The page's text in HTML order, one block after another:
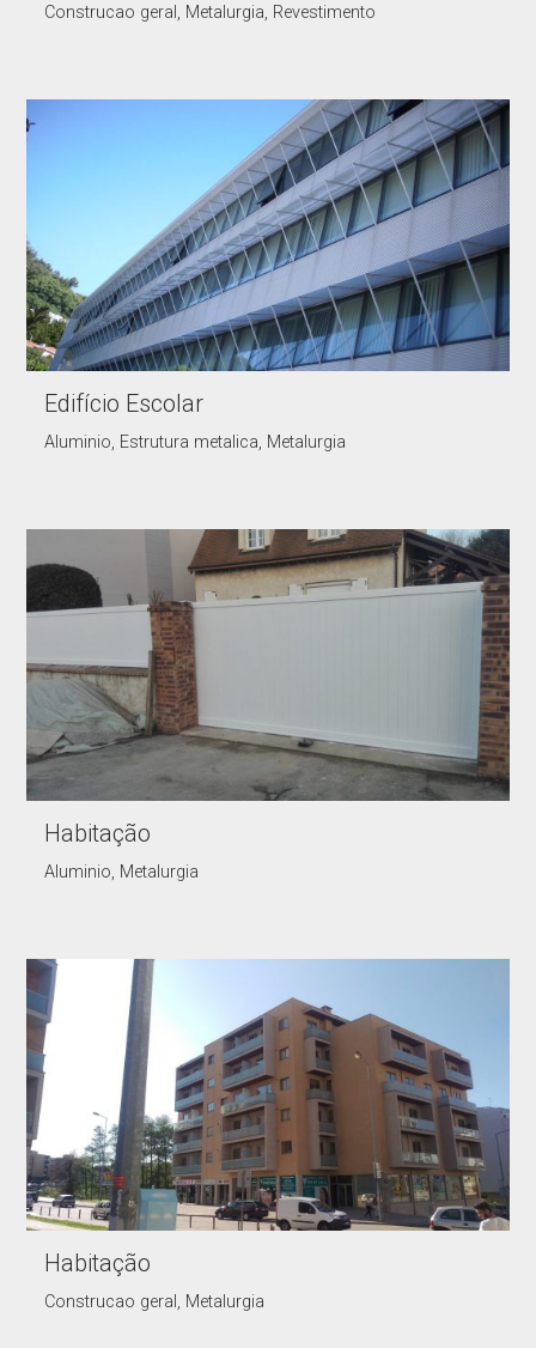
Construcao geral, Metalurgia, Revestimento
Edifício Escolar
Aluminio, Estrutura metalica, Metalurgia
Habitação
Aluminio, Metalurgia
Habitação
Construcao geral, Metalurgia